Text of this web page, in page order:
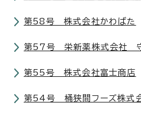
第58号 株式会社かわばた
第57号 栄新薬株式会社
第55号 株式会社富士商店
第54号 桶狭間フーズ株式